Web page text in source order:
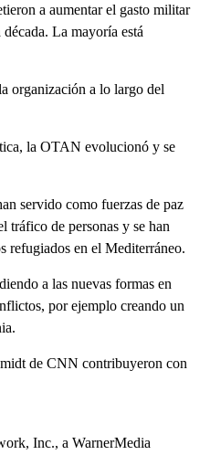
a aumentar el gasto militar
La mayoría está
organización a lo largo del
la OTAN evolucionó y se
servido como fuerzas de paz
tráfico de personas y se han
refugiados en el Mediterráneo.
a las nuevas formas en
por ejemplo creando un
de CNN contribuyeron con
Inc., a WarnerMedia